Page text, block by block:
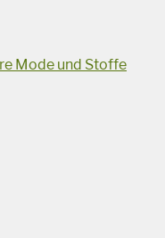
Mode und Stoffe